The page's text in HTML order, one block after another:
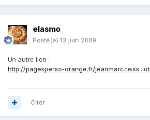
elasmo
Posté(e) 13 juin 2009
Un autre lien :
http://pagesperso-orange.fr/
Citer